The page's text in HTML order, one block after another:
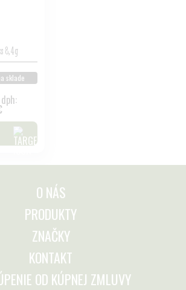
8,4g
sklade
O NÁS
PRODUKTY
ZNAČKY
KONTAKT
OD KÚPNEJ ZMLUVY